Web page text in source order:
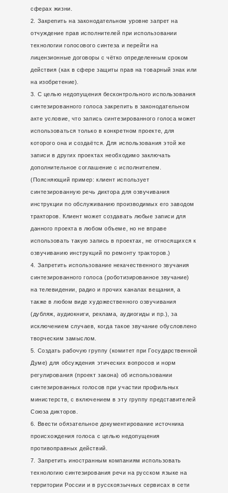
сферах жизни.
Закрепить на законодательном уровне запрет на
отчуждение прав исполнителей при использовании
технологии голосового синтеза и перейти на
лицензионные договоры с чётко определенным сроком
действия (как в сфере защиты прав на товарный знак или
на изобретение).
С целью недопущения бесконтрольного использования
синтезированного голоса закрепить в законодательном
акте условие, что запись синтезированного голоса может
использоваться только в конкретном проекте, для
которого она и создаётся. Для использования этой же
записи в других проектах необходимо заключать
дополнительное соглашение с исполнителем.
(Поясняющий пример: клиент использует
синтезированную речь диктора для озвучивания
инструкции по обслуживанию производимых его заводом
тракторов. Клиент может создавать любые записи для
данного проекта в любом объеме, но не вправе
использовать такую запись в проектах, не относящихся к
озвучиванию инструкций по ремонту тракторов.)
Запретить использование некачественного звучания
синтезированного голоса (роботизированное звучание)
на телевидении, радио и прочих каналах вещания, а
также в любом виде художественного озвучивания
(дубляж, аудиокниги, реклама, аудиогиды и пр.), за
исключением случаев, когда такое звучание обусловлено
творческим замыслом.
Создать рабочую группу (комитет при Государственной
Думе) для обсуждения этических вопросов и норм
регулирования (проект закона) об использовании
синтезированных голосов при участии профильных
министерств, с включением в эту группу представителей
Союза дикторов.
Ввести обязательное документирование источника
происхождения голоса с целью недопущения
противоправных действий.
Запретить иностранным компаниям использовать
технологию синтезирования речи на русском языке на
территории России и в русскоязычных сервисах в сети